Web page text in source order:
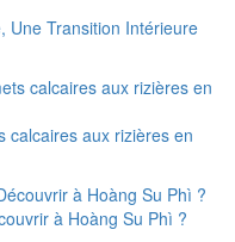
Une Transition Intérieure
calcaires aux rizières en
à Hoàng Su Phì ?